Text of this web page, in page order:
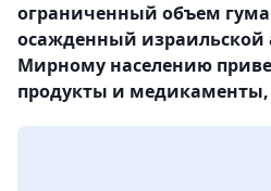
ограниченный объем
осажденный израильской
Мирному населению
продукты и медикаменты,